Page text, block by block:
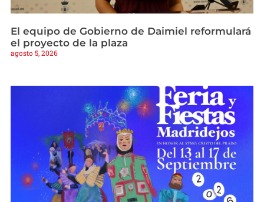
El equipo de Gobierno de Daimiel reformulará
el proyecto de la plaza
agosto 5, 2026